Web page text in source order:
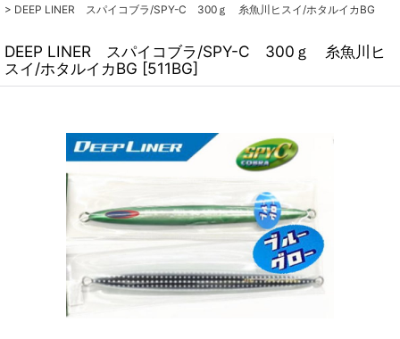
> DEEP LINER スパイコブラ/SPY-C 300ｇ 糸魚川ヒスイ/ホタルイカBG
DEEP LINER スパイコブラ/SPY-C 300ｇ 糸魚川ヒ
スイ/ホタルイカBG [511BG]